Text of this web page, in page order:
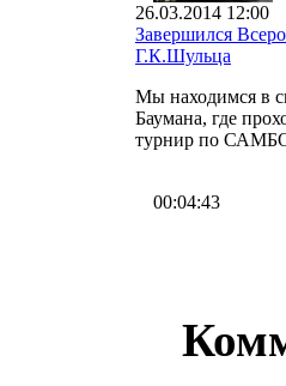
26.03.2014 12:00
Завершился
Г.К.Шульца
Мы находимся в
Баумана, где
турнир по
00:04:43